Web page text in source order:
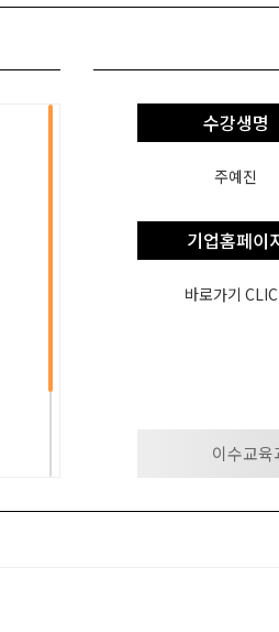
수강생명
주예진
기업홈페이
바로가기
이수교육